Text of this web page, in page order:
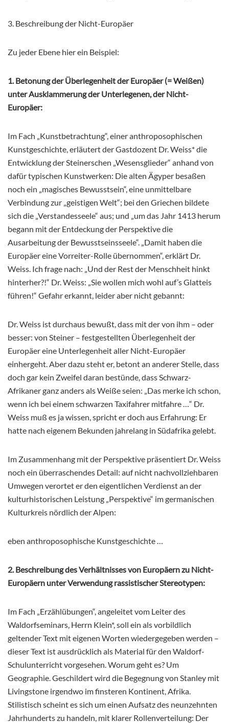
3. Beschreibung der Nicht-Europäer
Zu jeder Ebene hier ein Beispiel:
1. Betonung der Überlegenheit der Europäer (= Weißen)
unter Ausklammerung der Unterlegenen, der Nicht-
Europäer:
Im Fach „Kunstbetrachtung“, einer anthroposophischen
Kunstgeschichte, erläutert der Gastdozent Dr. Weiss* die
Entwicklung der Steinerschen „Wesensglieder“ anhand von
dafür typischen Kunstwerken: Die alten Ägyper besaßen
noch ein „magisches Bewusstsein“, eine unmittelbare
Verbindung zur „geistigen Welt“; bei den Griechen bildete
sich die „Verstandesseele“ aus; und „um das Jahr 1413 herum
begann mit der Entdeckung der Perspektive die
Ausarbeitung der Bewusstseinsseele“. „Damit haben die
Europäer eine Vorreiter-Rolle übernommen“, erklärt Dr.
Weiss. Ich frage nach: „Und der Rest der Menschheit hinkt
hinterher?!“ Dr. Weiss: „Sie wollen mich wohl auf’s Glatteis
führen!“ Gefahr erkannt, leider aber nicht gebannt:
Dr. Weiss ist durchaus bewußt, dass mit der von ihm – oder
besser: von Steiner – festgestellten Überlegenheit der
Europäer eine Unterlegenheit aller Nicht-Europäer
einhergeht. Aber dazu steht er, betont an anderer Stelle, dass
doch gar kein Zweifel daran bestünde, dass Schwarz-
Afrikaner ganz anders als Weiße seien: „Das merke ich schon,
wenn ich bei einem schwarzen Taxifahrer mitfahre …“ Dr.
Weiss muß es ja wissen, spricht er doch aus Erfahrung: Er
hatte nach eigenem Bekunden jahrelang in Südafrika gelebt.
Im Zusammenhang mit der Perspektive präsentiert Dr. Weiss
noch ein überraschendes Detail: auf nicht nachvollziehbaren
Umwegen verortet er den eigentlichen Verdienst an der
kulturhistorischen Leistung „Perspektive“ im germanischen
Kulturkreis nördlich der Alpen:
eben anthroposophische Kunstgeschichte …
2. Beschreibung des Verhältnisses von Europäern zu Nicht-
Europäern unter Verwendung rassistischer Stereotypen:
Im Fach „Erzählübungen“, angeleitet vom Leiter des
Waldorfseminars, Herrn Klein*, soll ein als vorbildlich
geltender Text mit eigenen Worten wiedergegeben werden –
dieser Text ist ausdrücklich als Material für den Waldorf-
Schulunterricht vorgesehen. Worum geht es? Um
Geographie. Geschildert wird die Begegnung von Stanley mit
Livingstone irgendwo im finsteren Kontinent, Afrika.
Stilistisch scheint es sich um einen Aufsatz des neunzehnten
Jahrhunderts zu handeln, mit klarer Rollenverteilung: Der